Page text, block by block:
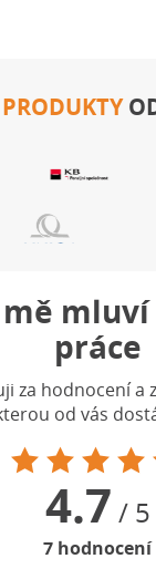
mě
práce
za hodnocení a
od vás
4.7 / 5
7 hodnocení